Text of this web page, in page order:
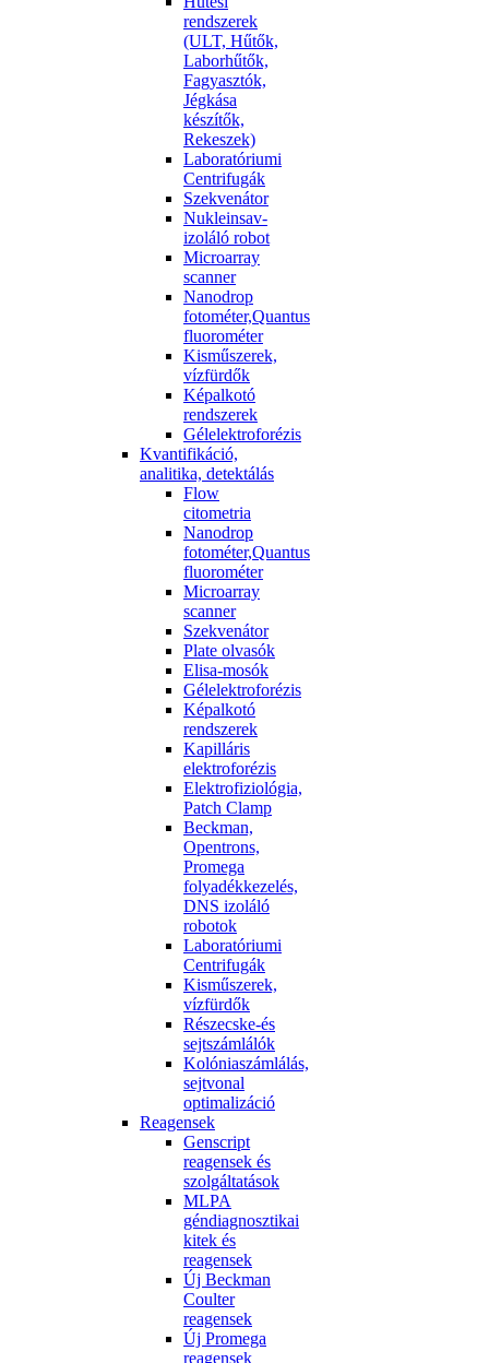
rendszerek
(ULT, Hűtők,
Laborhűtők,
Fagyasztók,
Jégkása
készítők,
Rekeszek)
Laboratóriumi
Centrifugák
Szekvenátor
Nukleinsav-
izoláló robot
Microarray
scanner
Nanodrop
fotométer,Quantus
fluorométer
Kisműszerek,
vízfürdők
Képalkotó
rendszerek
Gélelektroforézis
Kvantifikáció,
analitika, detektálás
Flow
citometria
Nanodrop
fotométer,Quantus
fluorométer
Microarray
scanner
Szekvenátor
Plate olvasók
Elisa-mosók
Gélelektroforézis
Képalkotó
rendszerek
Kapilláris
elektroforézis
Elektrofiziológia,
Patch Clamp
Beckman,
Opentrons,
Promega
folyadékkezelés,
DNS izoláló
robotok
Laboratóriumi
Centrifugák
Kisműszerek,
vízfürdők
Részecske-és
sejtszámlálók
Kolóniaszámlálás,
sejtvonal
optimalizáció
Reagensek
Genscript
reagensek és
szolgáltatások
MLPA
géndiagnosztikai
kitek és
reagensek
Új Beckman
Coulter
reagensek
Új Promega
reagensek